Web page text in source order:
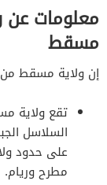
معلومات
مسقط
إن ولاية مسقط
تقع ولاية
السلاسل
على حدود
مطرح وريام.